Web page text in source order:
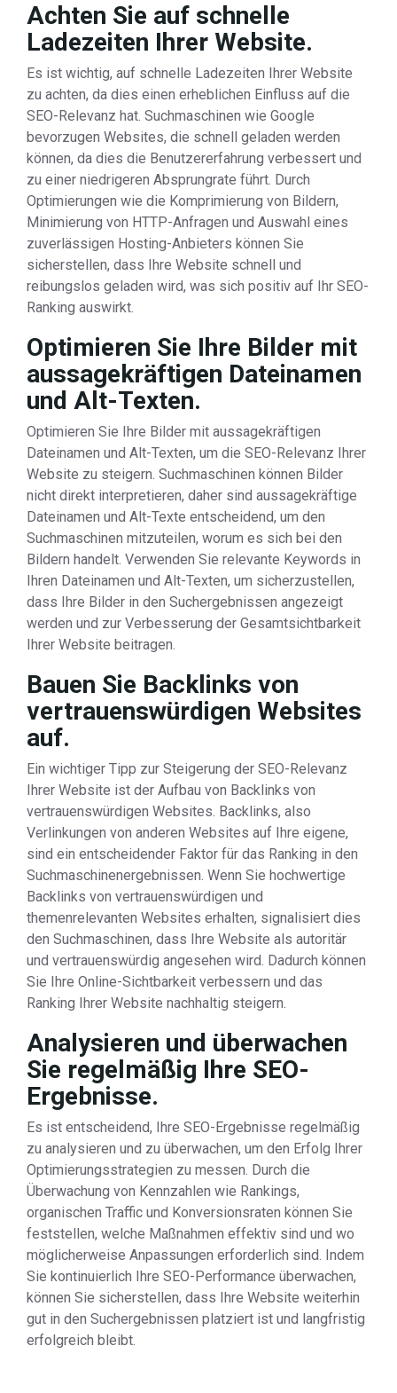
Achten Sie auf schnelle
Ladezeiten Ihrer Website.
Es ist wichtig, auf schnelle Ladezeiten Ihrer Website
zu achten, da dies einen erheblichen Einfluss auf die
SEO-Relevanz hat. Suchmaschinen wie Google
bevorzugen Websites, die schnell geladen werden
können, da dies die Benutzererfahrung verbessert und
zu einer niedrigeren Absprungrate führt. Durch
Optimierungen wie die Komprimierung von Bildern,
Minimierung von HTTP-Anfragen und Auswahl eines
zuverlässigen Hosting-Anbieters können Sie
sicherstellen, dass Ihre Website schnell und
reibungslos geladen wird, was sich positiv auf Ihr SEO-
Ranking auswirkt.
Optimieren Sie Ihre Bilder mit
aussagekräftigen Dateinamen
und Alt-Texten.
Optimieren Sie Ihre Bilder mit aussagekräftigen
Dateinamen und Alt-Texten, um die SEO-Relevanz Ihrer
Website zu steigern. Suchmaschinen können Bilder
nicht direkt interpretieren, daher sind aussagekräftige
Dateinamen und Alt-Texte entscheidend, um den
Suchmaschinen mitzuteilen, worum es sich bei den
Bildern handelt. Verwenden Sie relevante Keywords in
Ihren Dateinamen und Alt-Texten, um sicherzustellen,
dass Ihre Bilder in den Suchergebnissen angezeigt
werden und zur Verbesserung der Gesamtsichtbarkeit
Ihrer Website beitragen.
Bauen Sie Backlinks von
vertrauenswürdigen Websites
auf.
Ein wichtiger Tipp zur Steigerung der SEO-Relevanz
Ihrer Website ist der Aufbau von Backlinks von
vertrauenswürdigen Websites. Backlinks, also
Verlinkungen von anderen Websites auf Ihre eigene,
sind ein entscheidender Faktor für das Ranking in den
Suchmaschinenergebnissen. Wenn Sie hochwertige
Backlinks von vertrauenswürdigen und
themenrelevanten Websites erhalten, signalisiert dies
den Suchmaschinen, dass Ihre Website als autoritär
und vertrauenswürdig angesehen wird. Dadurch können
Sie Ihre Online-Sichtbarkeit verbessern und das
Ranking Ihrer Website nachhaltig steigern.
Analysieren und überwachen
Sie regelmäßig Ihre SEO-
Ergebnisse.
Es ist entscheidend, Ihre SEO-Ergebnisse regelmäßig
zu analysieren und zu überwachen, um den Erfolg Ihrer
Optimierungsstrategien zu messen. Durch die
Überwachung von Kennzahlen wie Rankings,
organischen Traffic und Konversionsraten können Sie
feststellen, welche Maßnahmen effektiv sind und wo
möglicherweise Anpassungen erforderlich sind. Indem
Sie kontinuierlich Ihre SEO-Performance überwachen,
können Sie sicherstellen, dass Ihre Website weiterhin
gut in den Suchergebnissen platziert ist und langfristig
erfolgreich bleibt.